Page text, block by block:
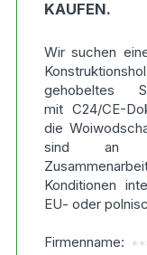
KAUFEN.
Wir suchen
gehobeltes
mit C24/CE-
die
sind an
Konditionen
EU- oder
Firmenname: